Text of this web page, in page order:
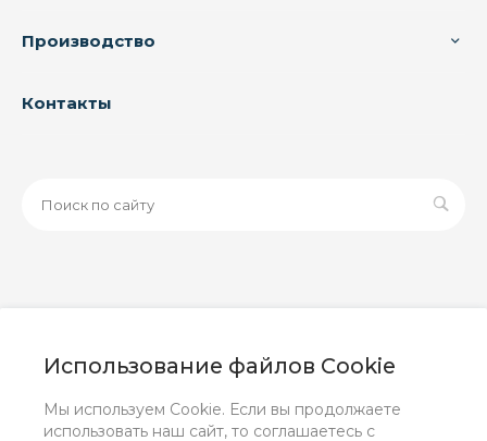
Использование файлов Cookie
Мы используем Cookie. Если вы продолжаете
использовать наш сайт, то соглашаетесь с
Производство
Контакты
информационный характер и ни при каких условиях не
положениями Статьи 437 (2) ГК РФ.